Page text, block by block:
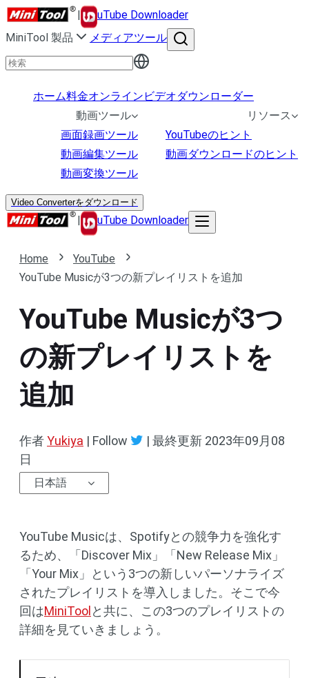
|
uTube Downloader
MiniTool 製品
メディアツール
ホーム料金オンラインビデオダウンローダー
動画ツール
画面録画ツール
動画編集ツール
動画変換ツール
リソース
YouTubeのヒント
動画ダウンロードのヒント
Video Converterをダウンロード
| uTube Downloader
Home
YouTube
YouTube Musicが3つの新プレイリストを追加
YouTube Musicが3つ
の新プレイリストを
追加
作者Yukiya | Follow | 最終更新 2023年09月08
日
日本語
YouTube Musicは、Spotifyとの競争力を強化す
るため、「Discover Mix」「New Release Mix」
「Your Mix」という3つの新しいパーソナライズ
されたプレイリストを導入しました。そこで今
回はMiniTool と共に、この3つのプレイリストの
詳細を見ていきましょう。